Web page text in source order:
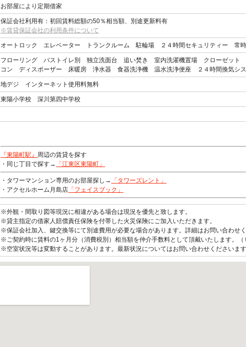
お部屋により定期借家
保証会社利用有：初回賃料総額の50％相当額、別途更新料有
※賃貸保証会社の利用条件について
オートロック エレベーター トランクルーム 駐輪場 ２４時間セキュリティー 常時
フローリング バストイレ別 独立洗面台 追い焚き 室内洗濯機置場 クローゼット
コン ディスポーザー 床暖房 浄水器 食器洗浄機 温水洗浄便座 ２４時間換気シス
地デジ インターネット使用料無料
東陽小学校 深川第四中学校
『東陽町駅』 周辺の賃貸を探す
・同じ丁目で探す→
「江東区東陽町」
・タワーマンション専用のお部屋探し→
「タワーズレント」
・アクセルホーム月島店 「フェイスブック」
※外観・間取り図等現況に相違がある場合は現況を優先と致します
※貸主指定の借家人賠償責任保険を付帯した火災保険にご加入いただきます。
※保証会社加入、鍵交換等にて別途費用が必要な場合があります。詳細はお問い合わせく
※ご契約時に賃料の1ヶ月分（消費税別）相当額を仲介手数料として頂戴いたします。（
※空室状況等は変動することがあります。最新状況についてはお問い合わせくださいます